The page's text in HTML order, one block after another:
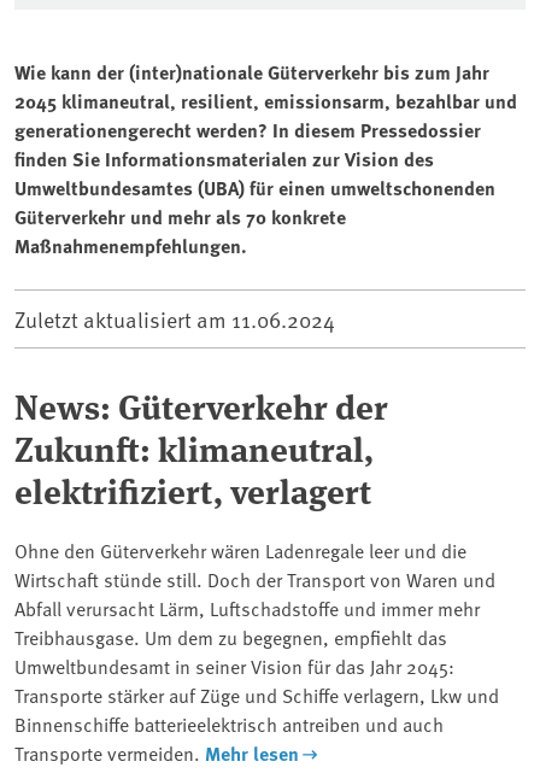
Wie kann der (inter)nationale Güterverkehr bis zum Jahr
2045 klimaneutral, resilient, emissionsarm, bezahlbar und
generationengerecht werden? In diesem Pressedossier
finden Sie Informationsmaterialen zur Vision des
Umweltbundesamtes (UBA) für einen umweltschonenden
Güterverkehr und mehr als 70 konkrete
Maßnahmenempfehlungen.
Zuletzt aktualisiert am 11.06.2024
News: Güterverkehr der
Zukunft: klimaneutral,
elektrifiziert, verlagert
Ohne den Güterverkehr wären Ladenregale leer und die
Wirtschaft stünde still. Doch der Transport von Waren und
Abfall verursacht Lärm, Luftschadstoffe und immer mehr
Treibhausgase. Um dem zu begegnen, empfiehlt das
Umweltbundesamt in seiner Vision für das Jahr 2045:
Transporte stärker auf Züge und Schiffe verlagern, Lkw und
Binnenschiffe batterieelektrisch antreiben und auch
Transporte vermeiden. Mehr lesen